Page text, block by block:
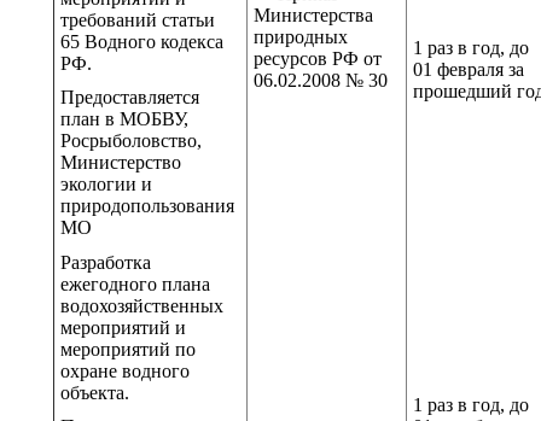
Министерства
природных
ресурсов РФ от
06.02.2008 № 30
требований статьи
65 Водного кодекса
РФ.
Предоставляется
план в МОБВУ,
Росрыболовство,
Министерство
экологии и
природопользования
МО
1 раз в год, до
01 февраля за
прошедший
Разработка
ежегодного плана
водохозяйственных
мероприятий и
мероприятий по
охране водного
объекта.
1 раз в год, до